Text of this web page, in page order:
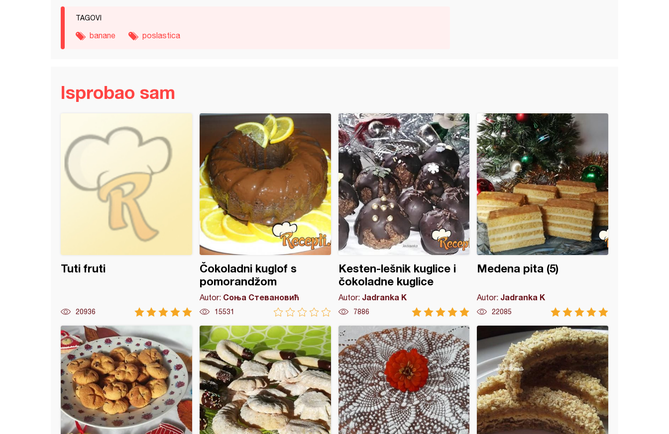
TAGOVI
banane poslastica
Isprobao sam
Tuti fruti
20936
Čokoladni kuglof s
pomorandžom
Autor: Соња Стевановић
15531
Kesten-lešnik kuglice i
čokoladne kuglice
Autor: Jadranka K
7886
Medena pita (5)
Autor: Jadranka K
22085